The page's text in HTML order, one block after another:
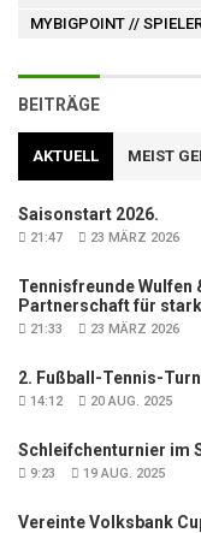
MYBIGPOINT //
BEITRÄGE
AKTUELL MEIST
Saisonstart 2026.
21:47 23 MÄRZ 2026
Tennisfreunde Wulfen
Partnerschaft für
21:33 23 MÄRZ 2026
2. Fußball-Tennis-
14:12 20 AUG. 2025
Schleifchenturnier im
9:23 19 AUG. 2025
Vereinte Volksbank